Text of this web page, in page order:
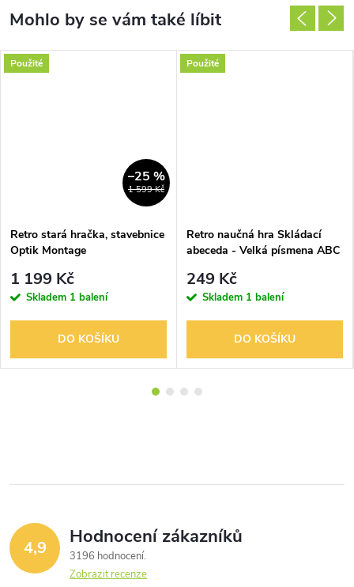
Použité
1 599 Kč
–25 %
Retro stará hračka, stavebnice
Optik Montage
1 199 Kč
Skladem 1 balení
DO KOŠÍKU
Použité
Retro naučná hra Skládací
abeceda - Velká písmena ABC
249 Kč
Skladem 1 balení
DO KOŠÍKU
4,9 Hodnocení zákazníků
3196 hodnocení
Zobrazit recenze